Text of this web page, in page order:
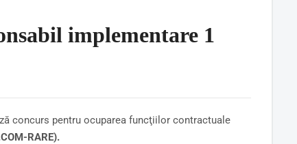
implementare 1
concurs pentru ocuparea funcţiilor contractuale
RARE).